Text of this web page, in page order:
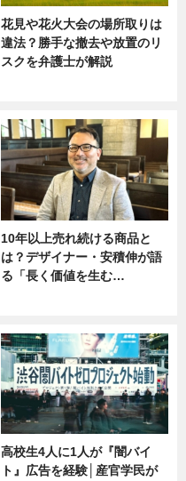
花見や花火大会の場所取りは
違法？勝手な撤去や放置のリ
スクを弁護士が解説
10年以上売れ続ける商品と
は？デザイナー・安積伸が語
る「長く価値を生む…
高校生4人に1人が『闇バイ
ト』広告を経験│産官学民が